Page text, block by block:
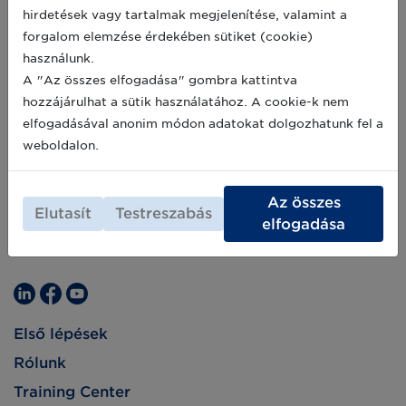
részesíti azokat a kereskedőket, amelyek
technológiailag fejlettebb személyes élményt
kínálnak az üzletükben, p.: virtuális
bemutatótermeket, okostükröket, önkiszolgáló
kioszkokat.
Archív hírek >>
Első lépések
Rólunk
Training Center
hirdetések vagy tartalmak megjelenítése, valamint a
forgalom elemzése érdekében sütiket (cookie)
használunk.
A "Az összes elfogadása" gombra kattintva
hozzájárulhat a sütik használatához. A cookie-k nem
elfogadásával anonim módon adatokat dolgozhatunk fel a
weboldalon.
Elutasít Testreszabás
Az összes
elfogadása